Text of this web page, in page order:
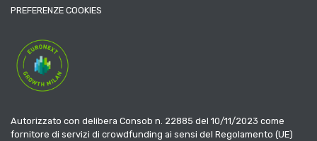
PREFERENZE COOKIES
Autorizzato con delibera Consob n. 22885 del 10/11/2023 come
fornitore di servizi di crowdfunding ai sensi del Regolamento (UE)